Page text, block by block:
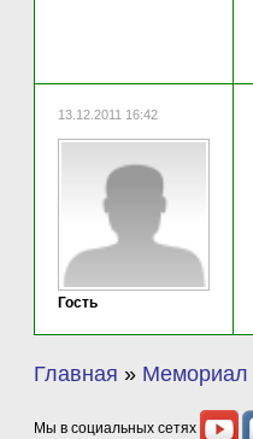
13.12.2011 16:42
Гость
Главная » Мемориал
Мы в социальных сетях